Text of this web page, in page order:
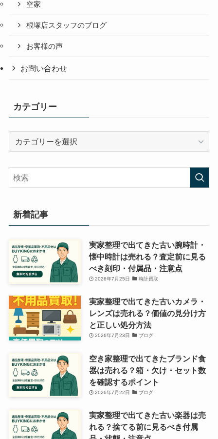
空家
根塚店スタッフのブログ
お客様の声
お問い合わせ
カテゴリー
リ
ー
新着記事
実家整理で出てきた古い腕時計・
懐中時計は売れる？査定前に見る
べき刻印・付属品・注意点
2026年7月25日 時計買取
実家整理で出てきた古いカメラ・
レンズは売れる？価値の見分け方
と正しい処分方法
2026年7月23日 ブログ
空き家整理で出てきたブランド食
器は売れる？箱・欠け・セット数
を確認するポイント
2026年7月22日 ブログ
実家整理で出てきた古い楽器は売
れる？捨てる前に見るべき付属